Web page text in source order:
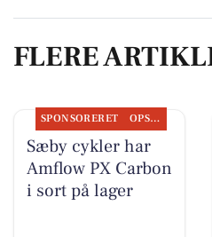
FLERE
SPONSORERET OPSLAGSTAVLEN
Sæby cykler har
Amflow PX Carbon
i sort på lager